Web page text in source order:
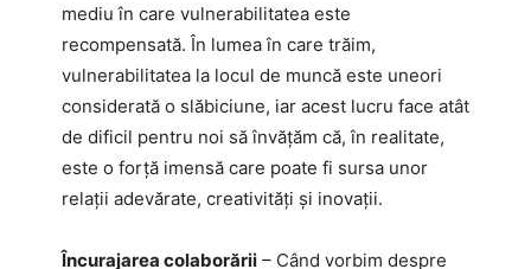
mediu în care vulnerabilitatea este
recompensată. În lumea în care trăim,
vulnerabilitatea la locul de muncă este uneori
considerată o slăbiciune, iar acest lucru face atât
de dificil pentru noi să învățăm că, în realitate,
este o forță imensă care poate fi sursa unor
relații adevărate, creativități și inovații.
Încurajarea colaborării – Când vorbim despre